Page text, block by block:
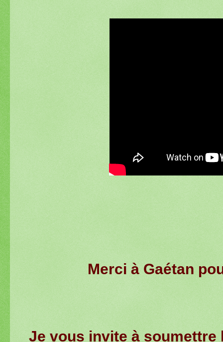
Merci à Gaétan
Je vous invite à